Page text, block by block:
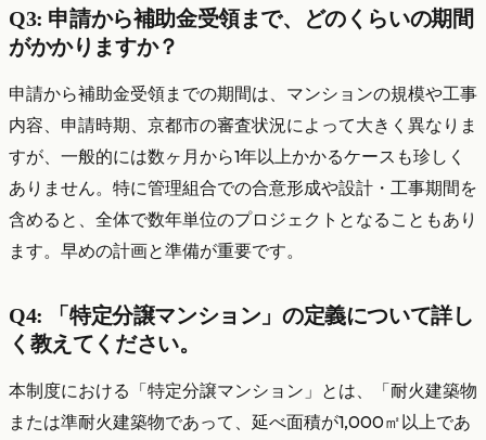
Q3: 申請から補助金受領まで、どのくらいの期間
がかかりますか？
申請から補助金受領までの期間は、マンションの規模や工事
内容、申請時期、京都市の審査状況によって大きく異なりま
すが、一般的には数ヶ月から1年以上かかるケースも珍しく
ありません。特に管理組合での合意形成や設計・工事期間を
含めると、全体で数年単位のプロジェクトとなることもあり
ます。早めの計画と準備が重要です。
Q4: 「特定分譲マンション」の定義について詳し
く教えてください。
本制度における「特定分譲マンション」とは、「耐火建築物
または準耐火建築物であって、延べ面積が1,000㎡以上であ